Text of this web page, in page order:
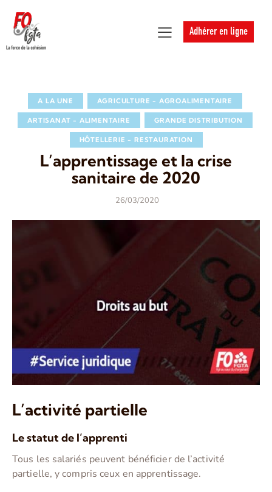
Adhérer en ligne
A LA UNE AGRICULTURE - AGROALIMENTAIRE
ARTISANAT - ALIMENTAIRE GRANDE DISTRIBUTION
HÔTELLERIE - RESTAURATION
L’apprentissage et la crise
sanitaire de 2020
26/03/2020
L’activité partielle
Le statut de l’apprenti
Tous les salariés peuvent bénéficier de l’activité
partielle, y compris ceux en apprentissage.